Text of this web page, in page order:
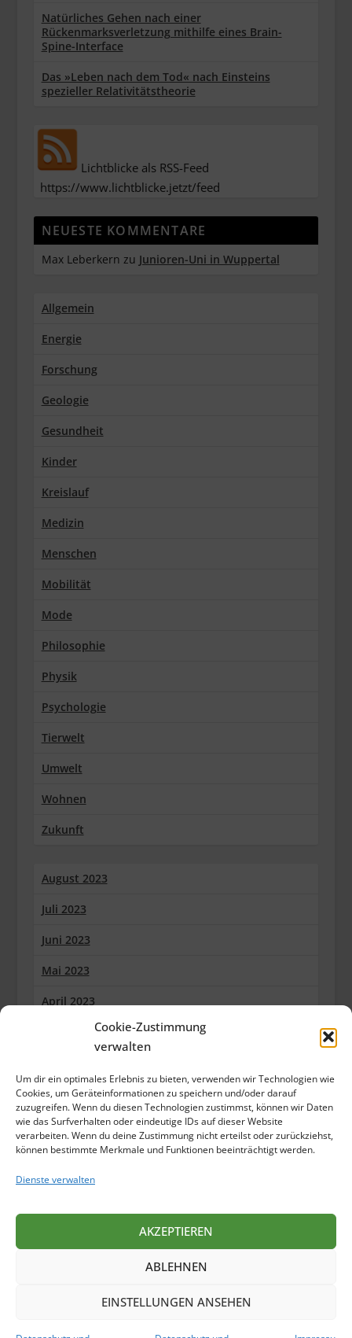
Cookie-Zustimmung
verwalten
Um dir ein optimales Erlebnis zu bieten, verwenden wir Technologien wie
Cookies, um Geräteinformationen zu speichern und/oder darauf
zuzugreifen. Wenn du diesen Technologien zustimmst, können wir Daten
wie das Surfverhalten oder eindeutige IDs auf dieser Website
verarbeiten. Wenn du deine Zustimmung nicht erteilst oder zurückziehst,
können bestimmte Merkmale und Funktionen beeinträchtigt werden.
Dienste verwalten
AKZEPTIEREN
ABLEHNEN
EINSTELLUNGEN ANSEHEN
Natürliches Gehen nach einer
Rückenmarksverletzung mithilfe eines Brain-
Spine-Interface
Das »Leben nach dem Tod« nach Einsteins
spezieller Relativitätstheorie
Lichtblicke als RSS-Feed
https://www.lichtblicke.jetzt/feed
NEUESTE KOMMENTARE
Max Leberkern zu Junioren-Uni in Wuppertal
Allgemein
Energie
Forschung
Geologie
Gesundheit
Kinder
Kreislauf
Medizin
Menschen
Mobilität
Mode
Philosophie
Physik
Psychologie
Tierwelt
Umwelt
Wohnen
Zukunft
August 2023
Juli 2023
Juni 2023
Mai 2023
April 2023
März 2023
Januar 2023
Dezember 2022
Oktober 2022
September 2022
Juli 2022
Juni 2022